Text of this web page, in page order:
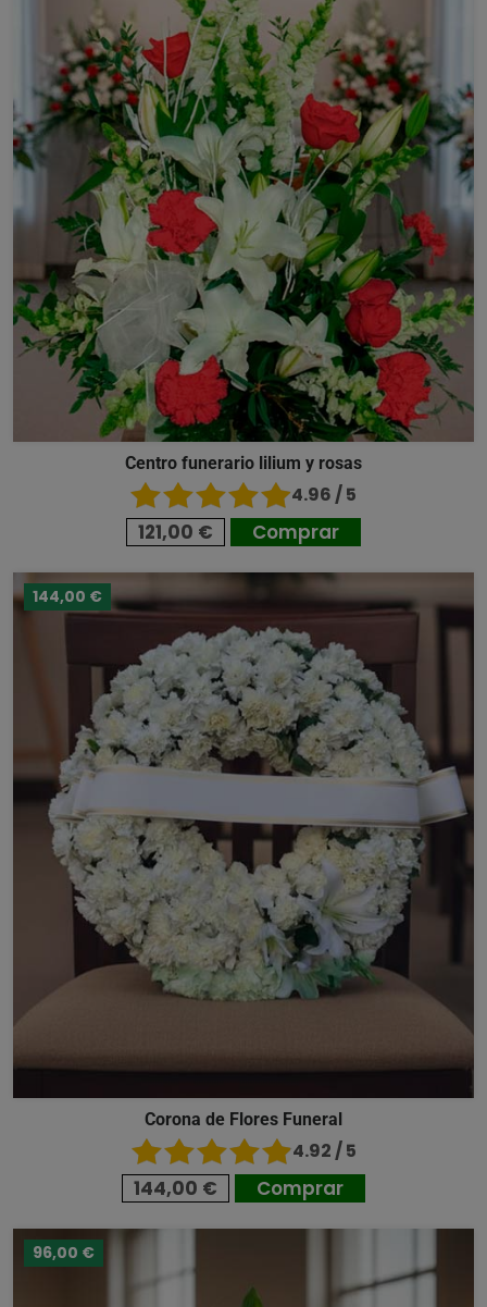
Centro funerario lilium y rosas
4.96 / 5
121,00 € Comprar
144,00 €
Corona de Flores Funeral
4.92 / 5
144,00 € Comprar
96,00 €